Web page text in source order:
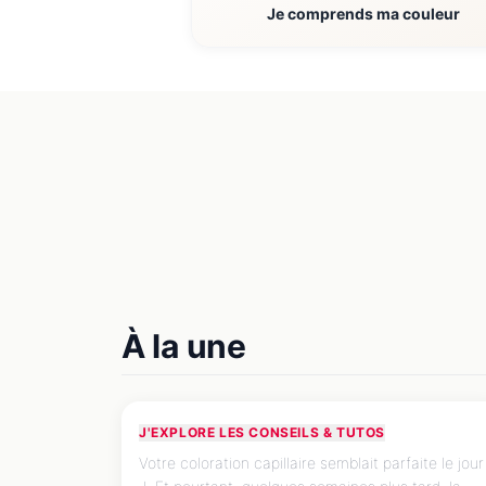
Je comprends ma couleur
À la une
CONSEIL EXPERT
de votre coloration
capillaire
J'EXPLORE LES CONSEILS & TUTOS
Votre coloration capillaire semblait parfaite le jour